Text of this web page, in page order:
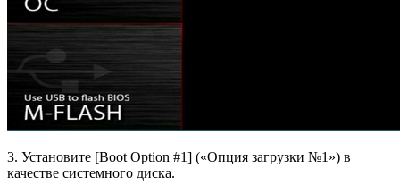
3. Установите [Boot Option #1] («Опция загрузки №1») в
качестве системного диска.